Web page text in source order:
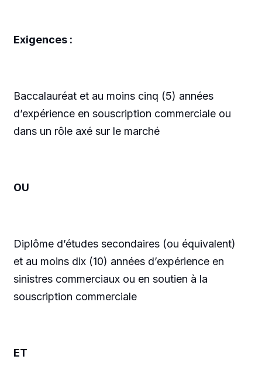
Exigences :
Baccalauréat et au moins cinq (5) années
d’expérience en souscription commerciale ou
dans un rôle axé sur le marché
OU
Diplôme d’études secondaires (ou équivalent)
et au moins dix (10) années d’expérience en
sinistres commerciaux ou en soutien à la
souscription commerciale
ET